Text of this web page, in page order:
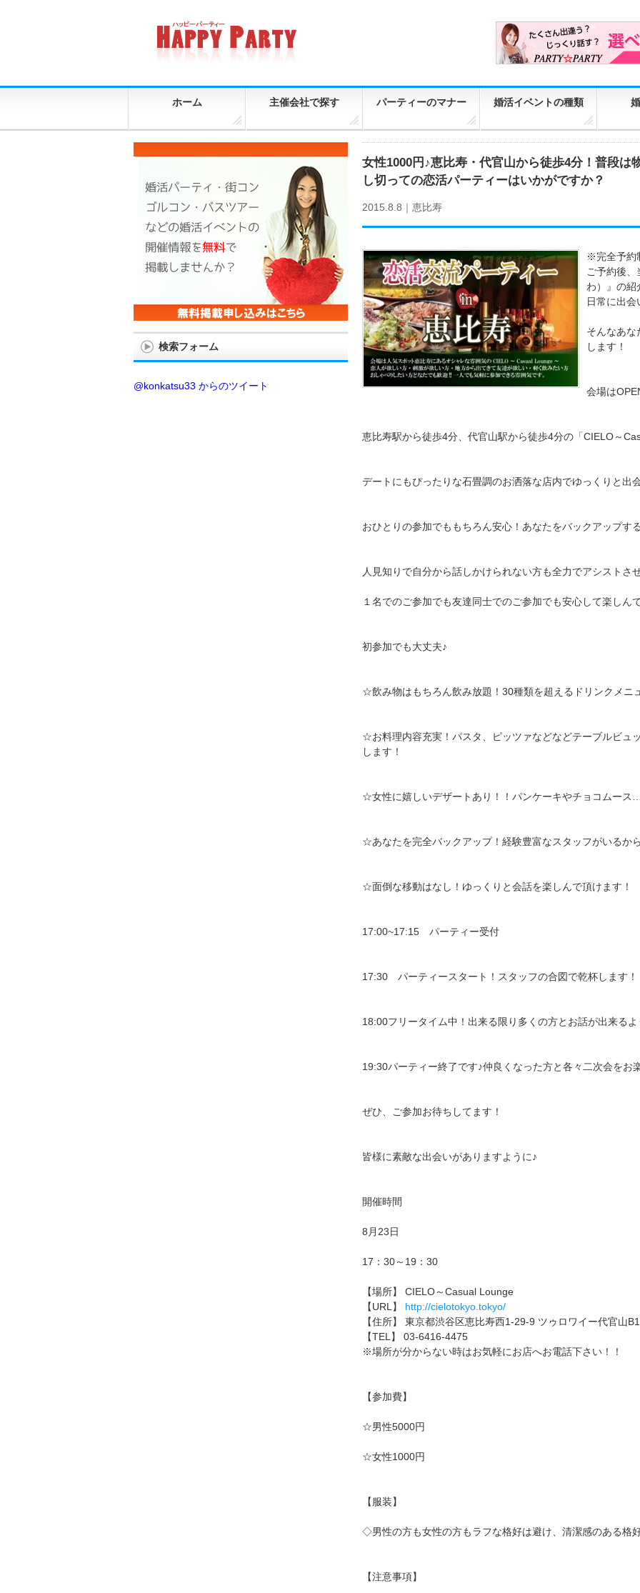
ホーム 主催会社で探す パーティーのマナー 婚活イベントの種類
女性1000円♪恵比寿・代官山から徒歩4分！普段は
し切っての恋活パーティーはいかがですか？
2015.8.8｜ 恵比寿
※完全予約
ご予約後
わ）』の紹
日常に出会
そんなあな
します！
会場は
恵比寿駅から徒歩4分、代官山駅から徒歩4分の「CIELO～
デートにもぴったりな石畳調のお洒落な店内でゆっくりと出
おひとりの参加でももちろん安心！あなたをバックアップす
人見知りで自分から話しかけられない方も全力でアシストさ
１名でのご参加でも友達同士でのご参加でも安心して楽しん
初参加でも大丈夫♪
☆飲み物はもちろん飲み放題！30種類を超えるドリンクメニ
☆お料理内容充実！パスタ、ピッツァなどなどテーブルビュ
します！
☆女性に嬉しいデザートあり！！パンケーキやチョコムース
☆あなたを完全バックアップ！経験豊富なスタッフがいるか
☆面倒な移動はなし！ゆっくりと会話を楽しんで頂けます！
17:00~17:15 パーティー受付
17:30 パーティースタート！スタッフの合図で乾杯します！
18:00フリータイム中！出来る限り多くの方とお話が出来るよ
19:30パーティー終了です♪仲良くなった方と各々二次会をお
ぜひ、ご参加お待ちしてます！
皆様に素敵な出会いがありますように♪
開催時間
8月23日
17：30～19：30
【場所】 CIELO～Casual Lounge
【URL】 http://cielotokyo.tokyo/
【住所】 東京都渋谷区恵比寿西1-29-9 ツゥロワイー代官山
【TEL】 03-6416-4475
※場所が分からない時はお気軽にお店へお電話下さい！！
【参加費】
☆男性5000円
☆女性1000円
【服装】
◇男性の方も女性の方もラフな格好は避け、清潔感のある格
【注意事項】
検索フォーム
@konkatsu33 からのツイート